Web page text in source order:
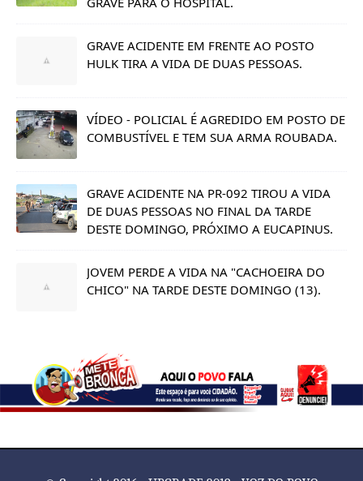
GRAVE ACIDENTE EM FRENTE AO POSTO
HULK TIRA A VIDA DE DUAS PESSOAS.
VÍDEO - POLICIAL É AGREDIDO EM POSTO DE
COMBUSTÍVEL E TEM SUA ARMA ROUBADA.
GRAVE ACIDENTE NA PR-092 TIROU A VIDA
DE DUAS PESSOAS NO FINAL DA TARDE
DESTE DOMINGO, PRÓXIMO A EUCAPINUS.
JOVEM PERDE A VIDA NA "CACHOEIRA DO
CHICO" NA TARDE DESTE DOMINGO (13).